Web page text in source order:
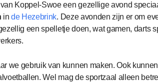
Koppel-Swoe een gezellige avond
in de Hezebrink. Deze avonden zijn er om
een spelletje doen, wat gamen, darts
we gebruik van kunnen maken. Ook
Wel mag de sportzaal alleen